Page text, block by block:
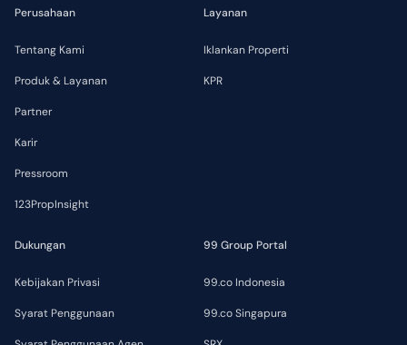
Perusahaan
Tentang Kami
Produk & Layanan
Partner
Karir
Pressroom
123PropInsight
Layanan
Iklankan Properti
KPR
Dukungan
Kebijakan Privasi
Syarat Penggunaan
99 Group Portal
99.co Indonesia
99.co Singapura